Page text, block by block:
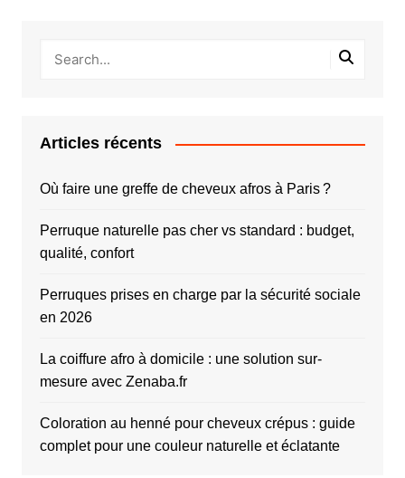
Articles récents
Où faire une greffe de cheveux afros à Paris ?
Perruque naturelle pas cher vs standard : budget,
qualité, confort
Perruques prises en charge par la sécurité sociale
en 2026
La coiffure afro à domicile : une solution sur-
mesure avec Zenaba.fr
Coloration au henné pour cheveux crépus : guide
complet pour une couleur naturelle et éclatante